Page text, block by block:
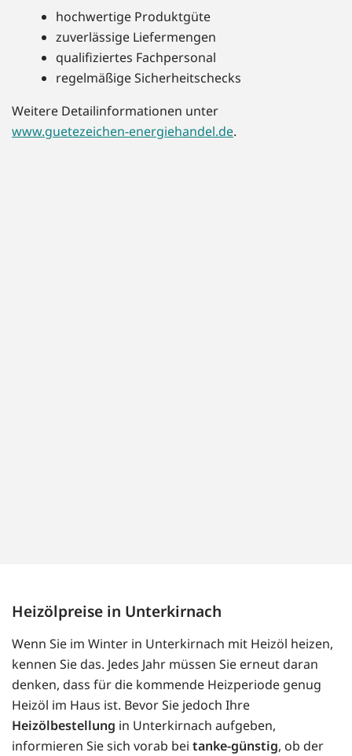
hochwertige Produktgüte
zuverlässige Liefermengen
qualifiziertes Fachpersonal
regelmäßige Sicherheitschecks
Weitere Detailinformationen unter
www.guetezeichen-energiehandel.de.
Heizölpreise in Unterkirnach
Wenn Sie im Winter in Unterkirnach mit Heizöl heizen,
kennen Sie das. Jedes Jahr müssen Sie erneut daran
denken, dass für die kommende Heizperiode genug
Heizöl im Haus ist. Bevor Sie jedoch Ihre
Heizölbestellung in Unterkirnach aufgeben,
informieren Sie sich vorab bei tanke-günstig, ob der